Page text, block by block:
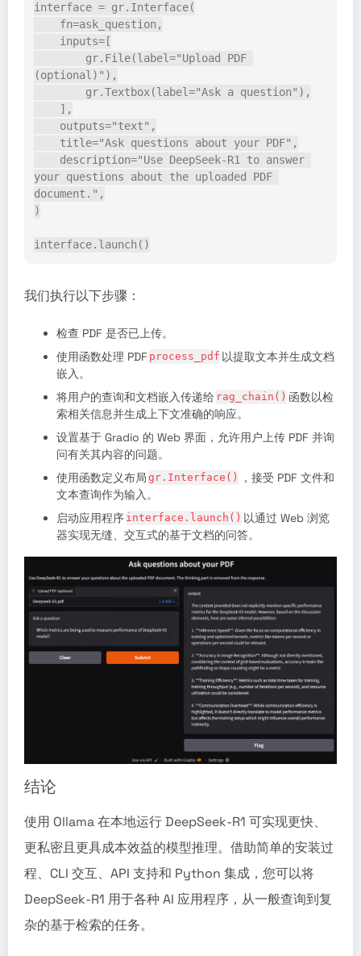
interface = gr.Interface(
    fn=ask_question,
    inputs=[
(optional)"),
        gr.Textbox(label="Ask a question"),
    ],
    outputs="text",
    title="Ask questions about your PDF",
your questions about the uploaded PDF
document.",
)
interface.launch()
我们执行以下步骤：
检查 PDF 是否已上传。
使用函数处理 PDF process_pdf 以提取文本并生成文档
嵌入。
将用户的查询和文档嵌入传递给 rag_chain() 函数以检
索相关信息并生成上下文准确的响应。
设置基于 Gradio 的 Web 界面，允许用户上传 PDF 并询
问有关其内容的问题。
使用函数定义布局 gr.Interface()
，接受 PDF 文件和
文本查询作为输入。
启动应用程序 interface.launch() 以通过 Web 浏览
器实现无缝、交互式的基于文档的问答。
结论
使用 Ollama 在本地运行 DeepSeek-R1 可实现更快、
更私密且更具成本效益的模型推理。借助简单的安装过
程、CLI 交互、API 支持和 Python 集成，您可以将
DeepSeek-R1 用于各种 AI 应用程序，从一般查询到复
杂的基于检索的任务。